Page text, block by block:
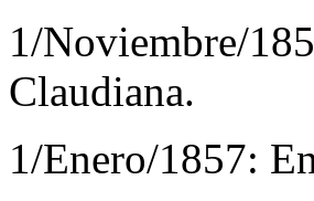
1/Noviembre/
Claudiana.
1/Enero/1857: